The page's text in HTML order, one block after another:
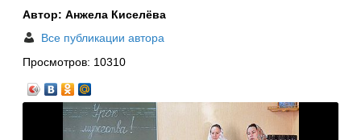
Автор: Анжела Киселёва
Все публикации автора
Просмотров: 10310